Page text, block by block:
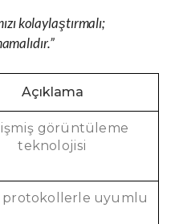
kolaylaştırmalı;
Açıklama
görüntüleme
teknolojisi
protokollerle uyumlu